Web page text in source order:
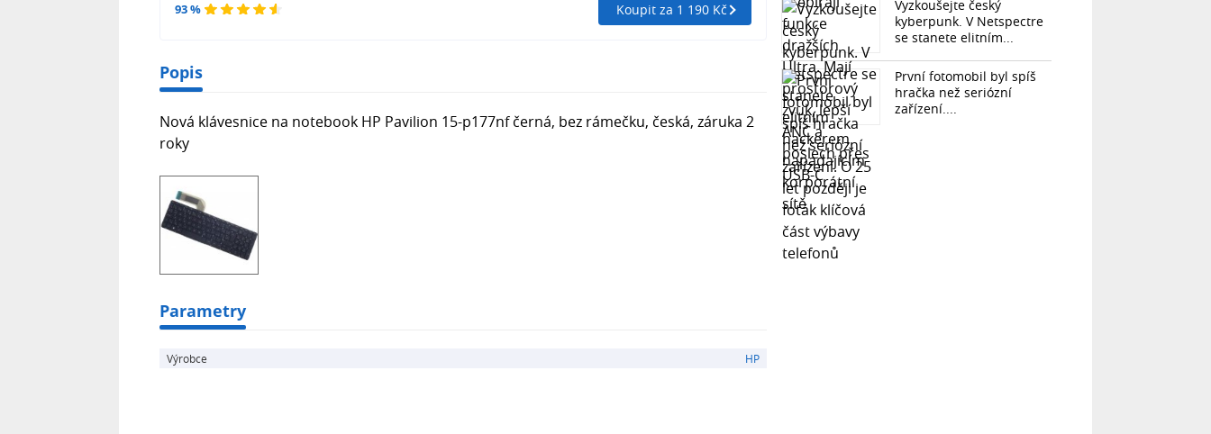
93 % Koupit za 1 190 Kč
Popis
Nová klávesnice na notebook HP Pavilion 15-p177nf černá, bez rámečku, česká, záruka 2
roky
Parametry
Výrobce HP
Vyzkoušejte český
kyberpunk. V Netspectre
se stanete elitním...
První fotomobil byl spíš
hračka než seriózní
zařízení....